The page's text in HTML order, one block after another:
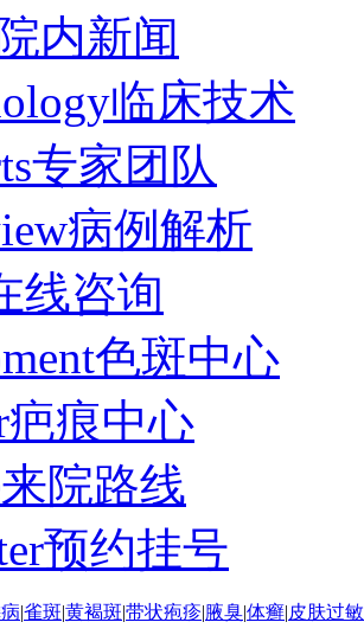
院内新闻
临床技术
专家团队
病例解析
线咨询
色斑中心
疤痕中心
来院路线
预约挂号
|雀斑|黄褐斑|带状疱疹|腋臭|体癣|皮肤过敏